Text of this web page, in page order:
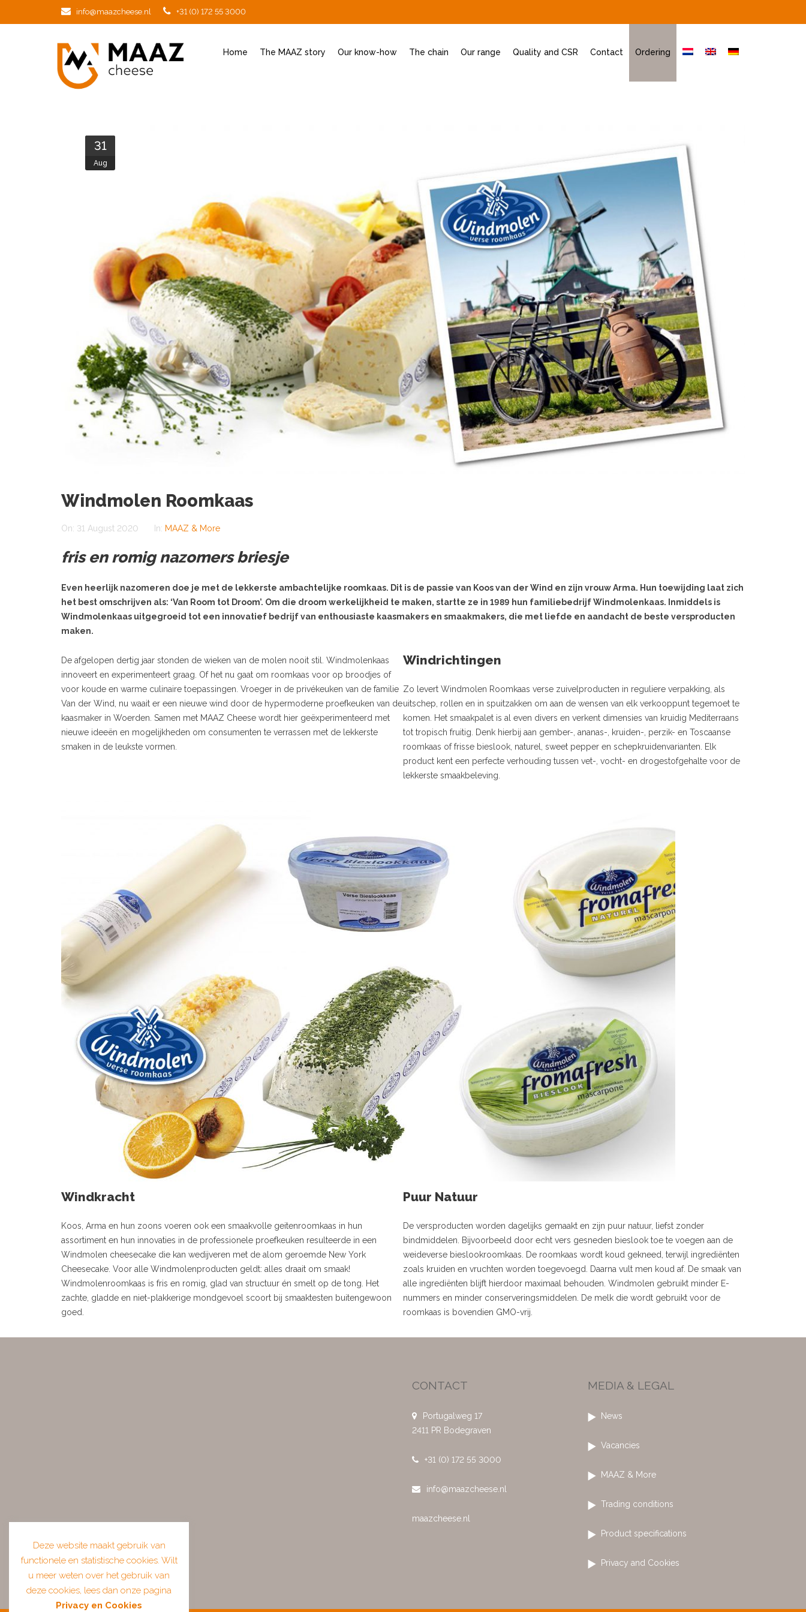
info@maazcheese.nl +31 (0) 172 55 3000
Home The MAAZ story Our know-how The chain Our range Quality and CSR Contact Ordering
31
Aug
Windmolen Roomkaas
On: 31 August 2020 In: MAAZ & More
fris en romig nazomers briesje
Even heerlijk nazomeren doe je met de lekkerste ambachtelijke roomkaas. Dit is de passie van Koos van der Wind en zijn vrouw Arma. Hun toewijding laat zich
het best omschrijven als: ‘Van Room tot Droom’. Om die droom werkelijkheid te maken, startte ze in 1989 hun familiebedrijf Windmolenkaas. Inmiddels is
Windmolenkaas uitgegroeid tot een innovatief bedrijf van enthousiaste kaasmakers en smaakmakers, die met liefde en aandacht de beste versproducten
maken.
De afgelopen dertig jaar stonden de wieken van de molen nooit stil. Windmolenkaas
innoveert en experimenteert graag. Of het nu gaat om roomkaas voor op broodjes of
voor koude en warme culinaire toepassingen. Vroeger in de privékeuken van de familie
Van der Wind, nu waait er een nieuwe wind door de hypermoderne proefkeuken van de
kaasmaker in Woerden. Samen met MAAZ Cheese wordt hier geëxperimenteerd met
nieuwe ideeën en mogelijkheden om consumenten te verrassen met de lekkerste
smaken in de leukste vormen.
Windrichtingen
Zo levert Windmolen Roomkaas verse zuivelproducten in reguliere verpakking, als
uitschep, rollen en in spuitzakken om aan de wensen van elk verkooppunt tegemoet te
komen. Het smaakpalet is al even divers en verkent dimensies van kruidig Mediterraans
tot tropisch fruitig. Denk hierbij aan gember-, ananas-, kruiden-, perzik- en Toscaanse
roomkaas of frisse bieslook, naturel, sweet pepper en schepkruidenvarianten. Elk
product kent een perfecte verhouding tussen vet-, vocht- en drogestofgehalte voor de
lekkerste smaakbeleving.
Windkracht
Koos, Arma en hun zoons voeren ook een smaakvolle geitenroomkaas in hun
assortiment en hun innovaties in de professionele proefkeuken resulteerde in een
Windmolen cheesecake die kan wedijveren met de alom geroemde New York
Cheesecake. Voor alle Windmolenproducten geldt: alles draait om smaak!
Windmolenroomkaas is fris en romig, glad van structuur én smelt op de tong. Het
zachte, gladde en niet-plakkerige mondgevoel scoort bij smaaktesten buitengewoon
goed.
Puur Natuur
De versproducten worden dagelijks gemaakt en zijn puur natuur, liefst zonder
bindmiddelen. Bijvoorbeeld door echt vers gesneden bieslook toe te voegen aan de
weideverse bieslookroomkaas. De roomkaas wordt koud gekneed, terwijl ingrediënten
zoals kruiden en vruchten worden toegevoegd. Daarna vult men koud af. De smaak van
alle ingrediënten blijft hierdoor maximaal behouden. Windmolen gebruikt minder E-
nummers en minder conserveringsmiddelen. De melk die wordt gebruikt voor de
roomkaas is bovendien GMO-vrij.
CONTACT
Portugalweg 17
2411 PR Bodegraven
+31 (0) 172 55 3000
info@maazcheese.nl
maazcheese.nl
MEDIA & LEGAL
News
Vacancies
MAAZ & More
Trading conditions
Product specifications
Privacy and Cookies
Deze website maakt gebruik van
functionele en statistische cookies. Wilt
u meer weten over het gebruik van
deze cookies, lees dan onze pagina
Privacy en Cookies